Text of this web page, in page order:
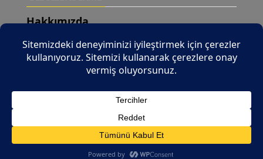
Hakkımızda
Teslimat Şartları
Yeni Ürünler
© 2026 Tüm Hakları Saklıdır |
b2b.tuncaymotor.com